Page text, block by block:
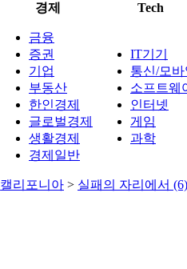
경제 Tech
금융
증권
기업
부동산
한인경제
글로벌경제
생활경제
경제일반
IT기기
통신/모
소프트웨
인터넷
게임
과학
캘리포니아 > 실패의 자리에서